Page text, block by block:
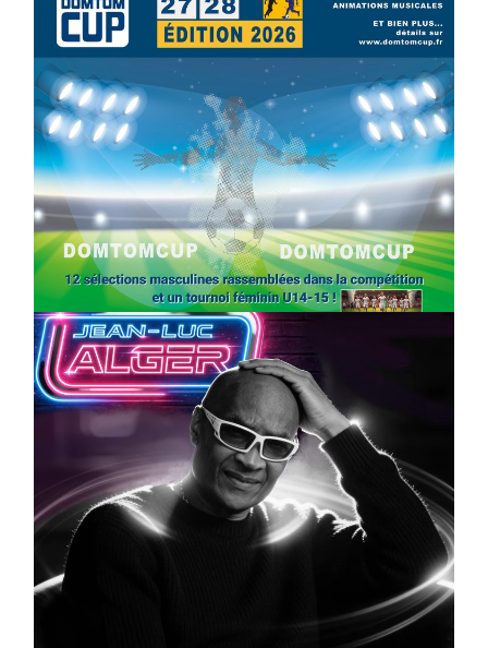
SPORT COMPÉTITIONS FOOTBALL JEUNESSE & SPORTS
Foot : la DTC 2026 approche
On03/04/2026byWebmaster2Risi
CULTURE
Artiste W2R : Jean Luc ALGER